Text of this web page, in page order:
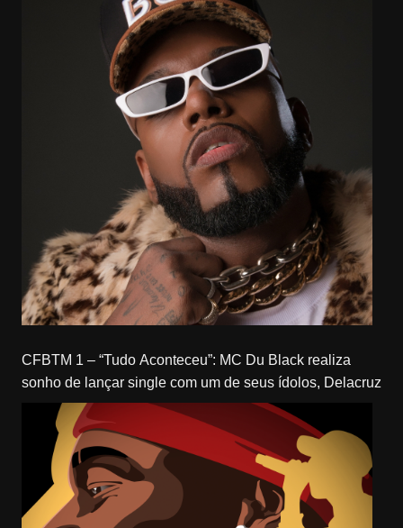
CFBTM 1 – “Tudo Aconteceu”: MC Du Black realiza
sonho de lançar single com um de seus ídolos, Delacruz